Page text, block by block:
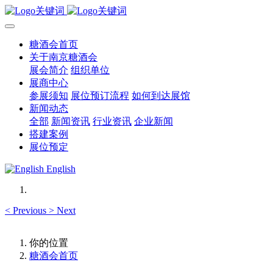
糖酒会首页
关于南京糖酒会
展会简介 组织单位
展商中心
参展须知 展位预订流程 如何到达展馆
新闻动态
全部 新闻资讯 行业资讯 企业新闻
搭建案例
展位预定
English
< Previous > Next
你的位置
糖酒会首页